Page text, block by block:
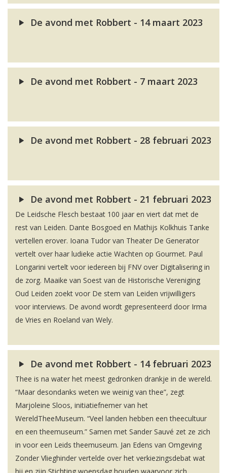
De avond met Robbert - 14 maart 2023
De avond met Robbert - 7 maart 2023
De avond met Robbert - 28 februari 2023
De avond met Robbert - 21 februari 2023
De Leidsche Flesch bestaat 100 jaar en viert dat met de
rest van Leiden. Dante Bosgoed en Mathijs Kolkhuis Tanke
vertellen erover. Ioana Tudor van Theater De Generator
vertelt over haar ludieke actie Wachten op Gourmet. Paul
Longarini vertelt voor iedereen bij FNV over Digitalisering in
de zorg. Maaike van Soest van de Historische Vereniging
Oud Leiden zoekt voor De stem van Leiden vrijwilligers
voor interviews. De avond wordt gepresenteerd door Irma
de Vries en Roeland van Wely.
De avond met Robbert - 14 februari 2023
Thee is na water het meest gedronken drankje in de wereld.
“Maar desondanks weten we weinig van thee”, zegt
Marjoleine Sloos, initiatiefnemer van het
WereldTheeMuseum. “Veel landen hebben een theecultuur
en een theemuseum.” Samen met Sander Sauvé zet ze zich
in voor een Leids theemuseum. Jan Edens van Omgeving
Zonder Vlieghinder vertelde over het verkiezingsdebat wat